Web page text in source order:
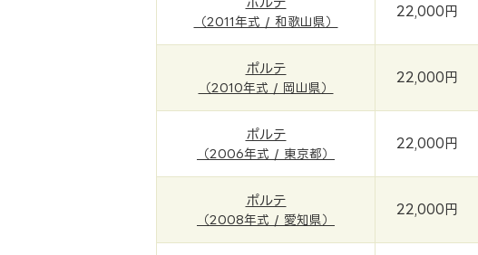
（2011年式 / 和歌山県）
22,000円
ポルテ
（2010年式 / 岡山県）
22,000円
ポルテ
（2006年式 / 東京都）
22,000円
ポルテ
（2008年式 / 愛知県）
22,000円